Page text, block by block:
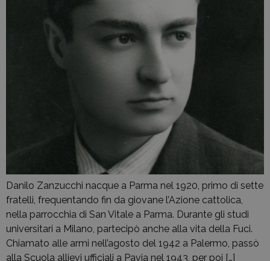
Danilo Zanzucchi nacque a Parma nel 1920, primo di sette
fratelli, frequentando fin da giovane l’Azione cattolica,
nella parrocchia di San Vitale a Parma. Durante gli studi
universitari a Milano, partecipò anche alla vita della Fuci.
Chiamato alle armi nell’agosto del 1942 a Palermo, passò
alla Scuola allievi ufficiali a Pavia nel 1943, per poi […]